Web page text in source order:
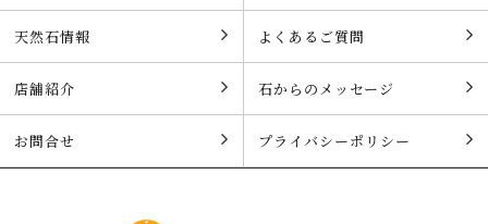
天然石情報 よくあるご質問
店舗紹介 石からのメッセージ
お問合せ プライバシーポリシー